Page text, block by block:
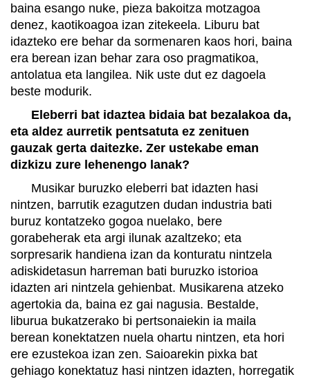
baina esango nuke, pieza bakoitza motzagoa
denez, kaotikoagoa izan zitekeela. Liburu bat
idazteko ere behar da sormenaren kaos hori, baina
era berean izan behar zara oso pragmatikoa,
antolatua eta langilea. Nik uste dut ez dagoela
beste modurik.
Eleberri bat idaztea bidaia bat bezalakoa da,
eta aldez aurretik pentsatuta ez zenituen
gauzak gerta daitezke. Zer ustekabe eman
dizkizu zure lehenengo lanak?
Musikar buruzko eleberri bat idazten hasi
nintzen, barrutik ezagutzen dudan industria bati
buruz kontatzeko gogoa nuelako, bere
gorabeherak eta argi ilunak azaltzeko; eta
sorpresarik handiena izan da konturatu nintzela
adiskidetasun harreman bati buruzko istorioa
idazten ari nintzela gehienbat. Musikarena atzeko
agertokia da, baina ez gai nagusia. Bestalde,
liburua bukatzerako bi pertsonaiekin ia maila
berean konektatzen nuela ohartu nintzen, eta hori
ere ezustekoa izan zen. Saioarekin pixka bat
gehiago konektatuz hasi nintzen idazten, horregatik